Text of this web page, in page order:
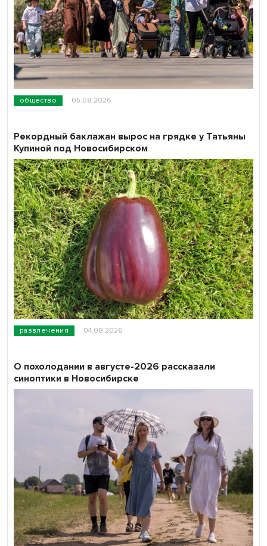
общество 05.08.2026
развлечения 04.08.2026
Рекордный баклажан вырос на грядке у Татьяны
Купиной под Новосибирском
О похолодании в августе-2026 рассказали
синоптики в Новосибирске